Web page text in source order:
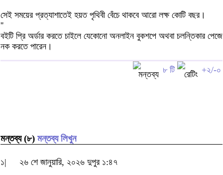
সেই সময়ের প্রত্যাশাতেই হয়ত পৃথিবী বেঁচে থাকবে আরো লক্ষ কোটি বছর।
''
বইটি প্রি অর্ডার করতে চাইলে যেকোনো অনলাইন বুকশপে অথবা চলন্তিকার পেজে
নক করতে পারেন।
৮ টি +২/-০
মন্তব্য (৮) মন্তব্য লিখুন
১|
২৬ শে জানুয়ারি, ২০২৬ দুপুর ১:৪৭